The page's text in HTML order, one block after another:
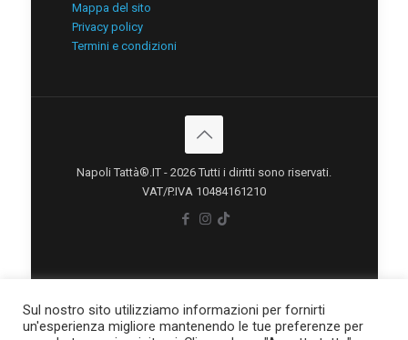
Mappa del sito
Privacy policy
Termini e condizioni
Napoli Tattà®.IT - 2026 Tutti i diritti sono riservati.
VAT/P.IVA 10484161210
Sul nostro sito utilizziamo informazioni per fornirti
un'esperienza migliore mantenendo le tue preferenze per